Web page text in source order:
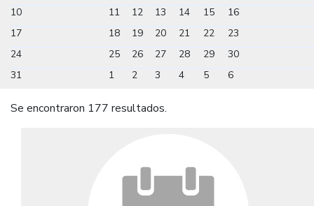
10
11 12 13 14 15
16
17
18 19 20 21 22
23
24
25 26 27 28 29
30
31
1 2 3 4 5 6
Se encontraron 177 resultados.